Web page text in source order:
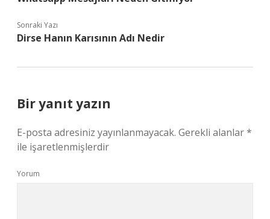
Sonraki Yazı
Dirse Hanın Karısının Adı Nedir
Bir yanıt yazın
E-posta adresiniz yayınlanmayacak. Gerekli alanlar*
ile işaretlenmişlerdir
Yorum